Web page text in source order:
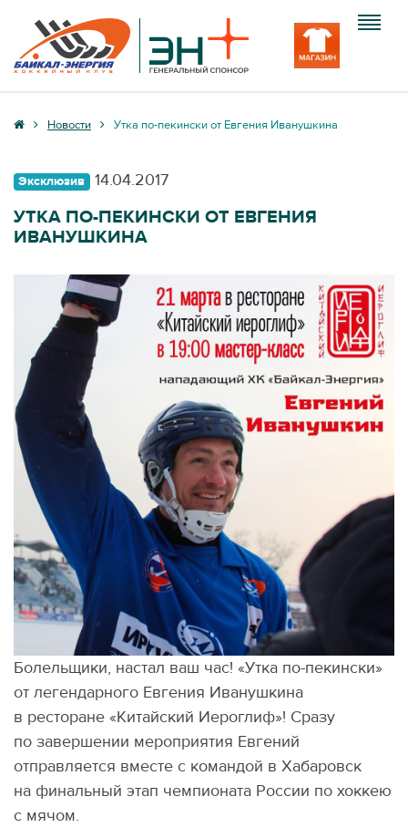
Клуб
Медиа
Новости Утка по-пекински от Евгения Иванушкина
Эксклюзив 14.04.2017
УТКА ПО-ПЕКИНСКИ ОТ ЕВГЕНИЯ
ИВАНУШКИНА
Болельщики, настал ваш час! «Утка по-пекински»
от легендарного Евгения Иванушкина
в ресторане «Китайский Иероглиф»! Сразу
по завершении мероприятия Евгений
отправляется вместе с командой в Хабаровск
на финальный этап чемпионата России по хоккею
с мячом.